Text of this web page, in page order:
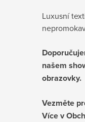
Luxusní
našem
obrazovky.
Vezměte
Více v